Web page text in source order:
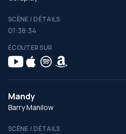
SCÈNE / DÉTAILS
01:38:34
ÉCOUTER SUR
Mandy
Barry Manilow
SCÈNE / DÉTAILS